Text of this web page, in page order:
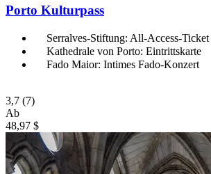
Porto Kulturpass
Serralves-Stiftung: All-Access-Ticket
Kathedrale von Porto: Eintrittskarte
Fado Maior: Intimes Fado-Konzert
3,7 (7)
Ab
48,97 $